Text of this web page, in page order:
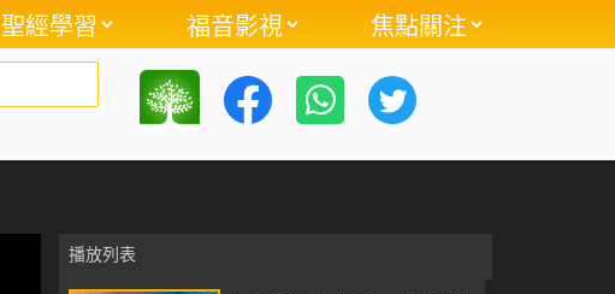
聖經學習 福音影視 焦點關注
播放列表
的路途 - 精彩片段
教會電影：我是如何戒掉網癮的 -
精彩片段